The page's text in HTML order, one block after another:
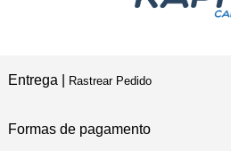
Entrega | Rastrear Pedido
Formas de pagamento